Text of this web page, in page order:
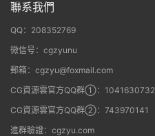
聯系我們
QQ：208352769
微信号：cgzyunu
郵箱：cgzyu@foxmail.com
CG資源雲官方QQ群①：1041630732
CG資源雲官方QQ群②：743970141
進群驗證：cgzyu.com